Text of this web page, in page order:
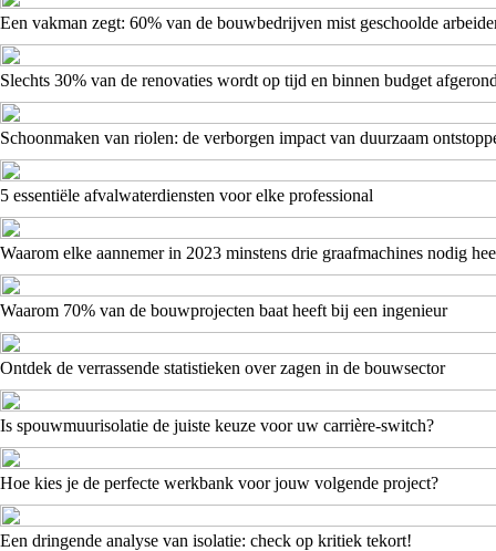
Een vakman zegt: 60% van de bouwbedrijven mist geschoolde
Slechts 30% van de renovaties wordt op tijd en binnen budget afgerond
Schoonmaken van riolen: de verborgen impact van duurzaam
5 essentiële afvalwaterdiensten voor elke professional
Waarom elke aannemer in 2023 minstens drie graafmachines nodig
Waarom 70% van de bouwprojecten baat heeft bij een ingenieur
Ontdek de verrassende statistieken over zagen in de bouwsector
Is spouwmuurisolatie de juiste keuze voor uw carrière-switch?
Hoe kies je de perfecte werkbank voor jouw volgende project?
Een dringende analyse van isolatie: check op kritiek tekort!